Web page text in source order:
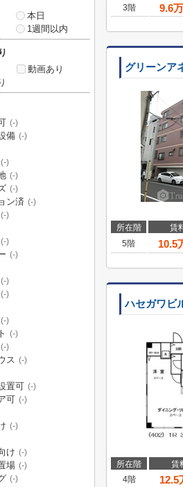
3階
9.6
グリーンア
所在階 賃
5階
10.5
ハセガワビ
所在階 賃
4階
12.5
本日
1週間以内
動画あり
(-)
備 (-)
(-)
(-)
(-)
ン済 (-)
(-)
(-)
(-)
(-)
(-)
(-)
(-)
(-)
ス (-)
置可 (-)
可 (-)
(-)
け (-)
場 (-)
(-)